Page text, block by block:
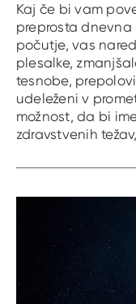
Kaj če bi vam
preprosta
počutje, vas
plesalke,
tesnobe,
udeleženi v
možnost, da bi
zdravstvenih